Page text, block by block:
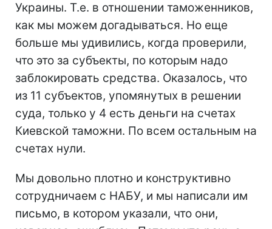
Украины. Т.е. в отношении таможенников,
как мы можем догадываться. Но еще
больше мы удивились, когда проверили,
что это за субъекты, по которым надо
заблокировать средства. Оказалось, что
из 11 субъектов, упомянутых в решении
суда, только у 4 есть деньги на счетах
Киевской таможни. По всем остальным на
счетах нули.
Мы довольно плотно и конструктивно
сотрудничаем с НАБУ, и мы написали им
письмо, в котором указали, что они,